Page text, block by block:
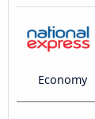
Economy